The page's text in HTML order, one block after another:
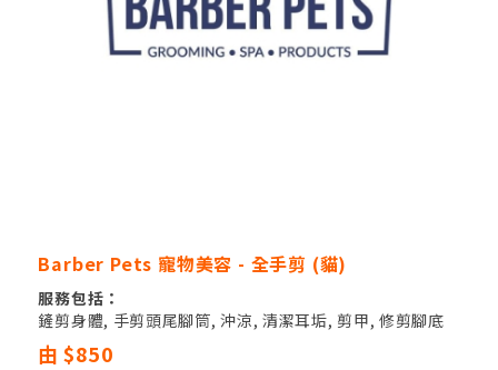
Barber Pets 寵物美容 - 全手剪 (貓)
服務包括：
鏟剪身體, 手剪頭尾腳筒, 沖涼, 清潔耳垢, 剪甲, 修剪腳底
毛, 修剪PAT PAT毛, 修剪遮蓋眼睛毛, 清潔肛門腺
由 $850